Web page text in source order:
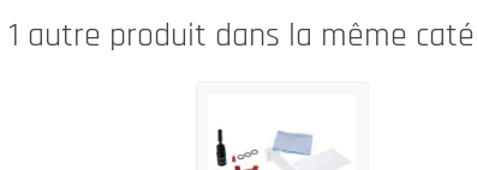
1 autre produit dans la même